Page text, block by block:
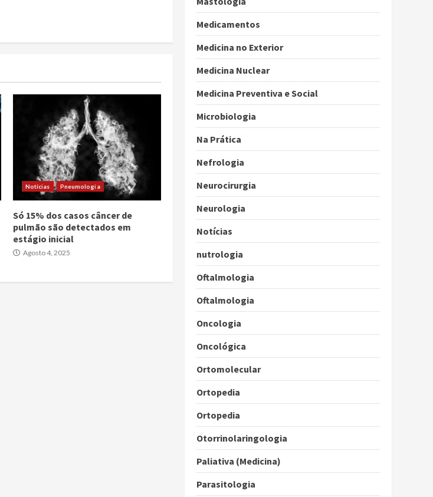
Notícias Pneumologia
Só 15% dos casos câncer de
pulmão são detectados em
estágio inicial
Agosto 4, 2025
Medicamentos
Medicina no Exterior
Medicina Nuclear
Medicina Preventiva e Social
Microbiologia
Na Prática
Nefrologia
Neurocirurgia
Neurologia
Notícias
nutrologia
Oftalmologia
Oftalmologia
Oncologia
Oncológica
Ortomolecular
Ortopedia
Ortopedia
Otorrinolaringologia
Paliativa (Medicina)
Parasitologia